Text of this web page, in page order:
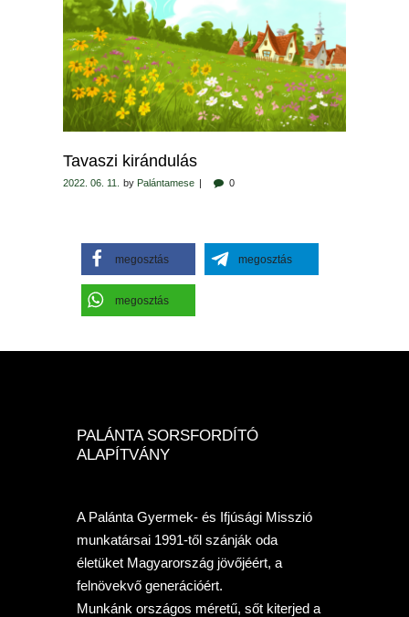
Tavaszi kirándulás
2022. 06. 11. by Palántamese 0
megosztás megosztás
megosztás
PALÁNTA SORSFORDÍTÓ
ALAPÍTVÁNY
A Palánta Gyermek- és Ifjúsági Misszió
munkatársai 1991-től szánják oda
életüket Magyarország jövőjéért, a
felnövekvő generációért.
Munkánk országos méretű, sőt kiterjed a